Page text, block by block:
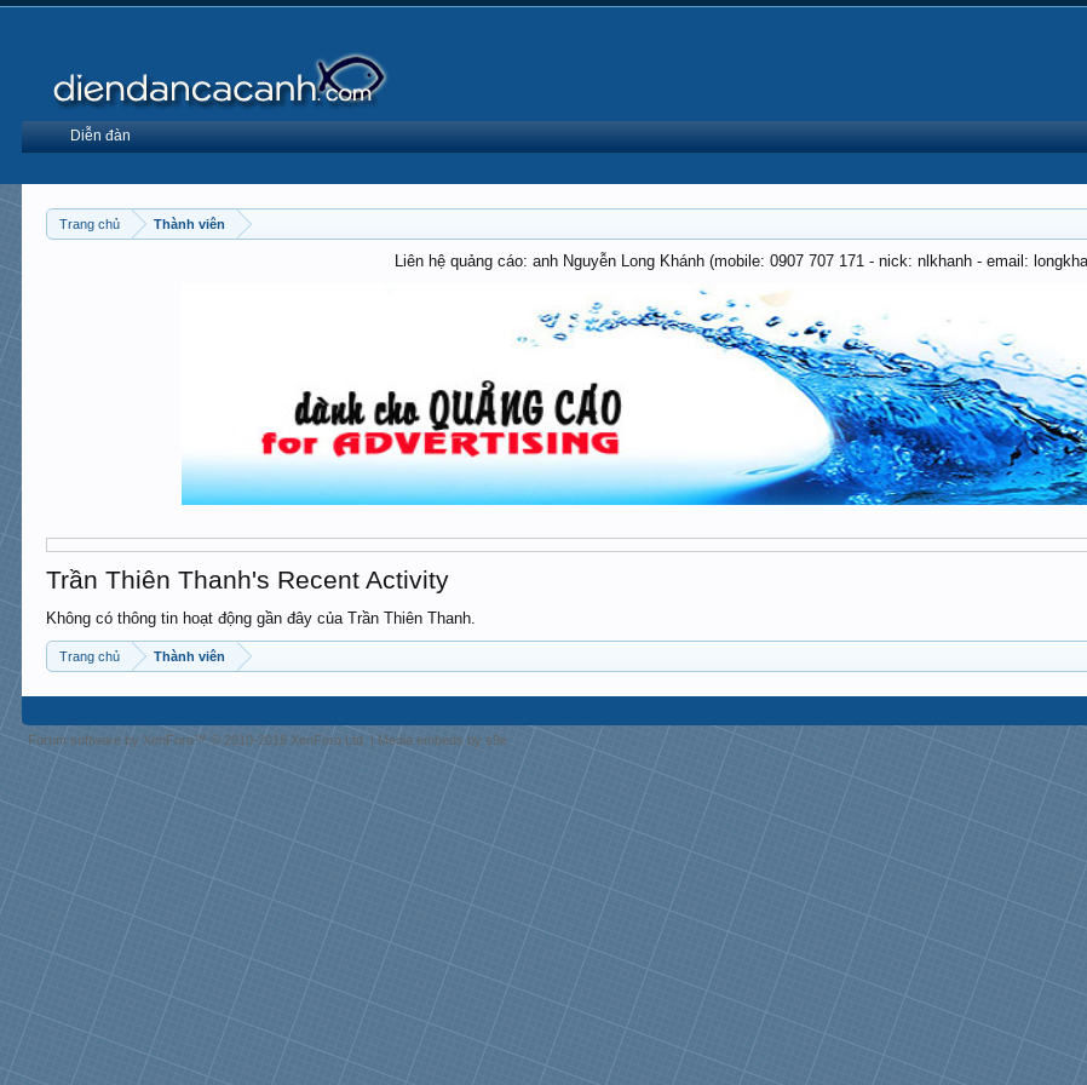
Trang chủ Thành viên
Liên hệ quảng cáo: anh Nguyễn Long Khánh (mobile: 0907 707 171 - nick: nlkhanh - email:
Trần Thiên Thanh's Recent Activity
Không có thông tin hoạt động gần đây của Trần Thiên Thanh.
Trang chủ Thành viên
Diễn đàn
Forum software by XenForo™© 2010-2018 XenForo Ltd. | Media embeds by s9e